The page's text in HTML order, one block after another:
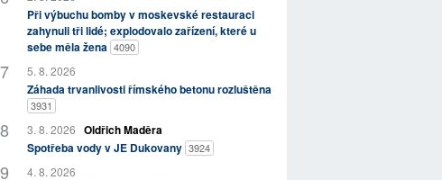
Při výbuchu bomby v moskevské restauraci
zahynuli tři lidé; explodovalo zařízení, které u
sebe měla žena 4090
5. 8. 2026
Záhada trvanlivosti římského betonu rozluštěna
3931
3. 8. 2026 Oldřich Maděra
Spotřeba vody v JE Dukovany 3924
4. 8. 2026